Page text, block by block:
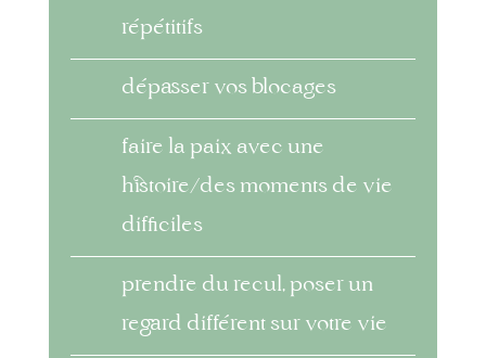
répétitifs
dépasser vos blocages
faire la paix avec une
histoire/des moments de vie
difficiles
prendre du recul, poser un
regard différent sur votre vie